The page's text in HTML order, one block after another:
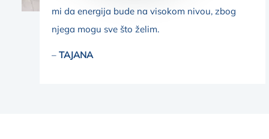
mi da energija bude na visokom nivou, zbog
njega mogu sve što želim.
– TAJANA